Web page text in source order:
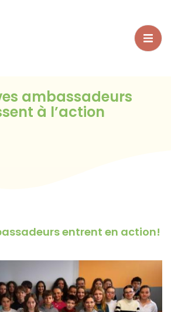
Ceci est votre premier article.
le, puis commencez à écrire !
ambassadeurs
à l’action
entrent en action!